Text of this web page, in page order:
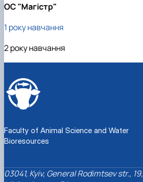
ОС "Магістр"
1 року навчання
2 року навчання
Faculty of Animal Science and Water
Bioresources
03041, Kyiv, General Rodimtsev str., 19,